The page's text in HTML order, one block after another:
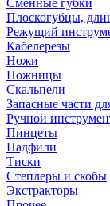
Сменные губки
Плоскогубцы,
Режущий
Кабелерезы
Ножи
Ножницы
Скальпели
Запасные части
Ручной
Пинцеты
Надфили
Тиски
Степлеры и скобы
Экстракторы